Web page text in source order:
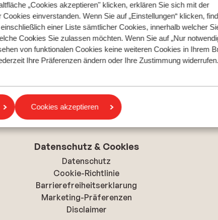
„Cookies akzeptieren" klicken, erklären Sie sich mit der
einverstanden. Wenn Sie auf „Einstellungen“ klicken,
einer Liste sämtlicher Cookies, innerhalb welcher
Cookies Sie zulassen möchten. Wenn Sie auf „Nur
von funktionalen Cookies keine weiteren Cookies in Ihrem
Ihre Präferenzen ändern oder Ihre Zustimmung widerrufen.
Cookies akzeptieren
Kaprun
Datenschutz & Cookies
Datenschutz
Cookie-Richtlinie
Barrierefreiheitserklarung
Marketing-Präferenzen
Disclaimer